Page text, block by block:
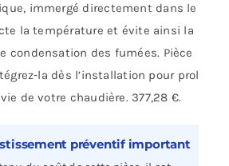
immergé directement dans le
la température et évite ainsi la
condensation des fumées. Pièce
la dès l’installation pour
de votre chaudière. 377,28 €.
préventif important